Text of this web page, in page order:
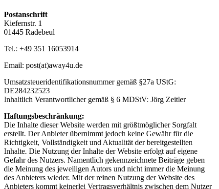
Postanschrift
Kiefernstr. 1
01445 Radebeul
Tel.: +49 351 16053914
Email: post(at)away4u.de
Umsatzsteueridentifikationsnummer gemäß §27a UStG:
DE284232523
Inhaltlich Verantwortlicher gemäß § 6 MDStV: Jörg Zeitler
Haftungsbeschränkung:
Die Inhalte dieser Website werden mit größtmöglicher Sorgfalt
erstellt. Der Anbieter übernimmt jedoch keine Gewähr für die
Richtigkeit, Vollständigkeit und Aktualität der bereitgestellten
Inhalte. Die Nutzung der Inhalte der Website erfolgt auf eigene
Gefahr des Nutzers. Namentlich gekennzeichnete Beiträge geben
die Meinung des jeweiligen Autors und nicht immer die Meinung
des Anbieters wieder. Mit der reinen Nutzung der Website des
Anbieters kommt keinerlei Vertragsverhältnis zwischen dem Nutzer